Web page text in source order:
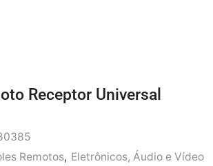
Receptor Universal
Remotos, Eletrônicos, Áudio e Vídeo